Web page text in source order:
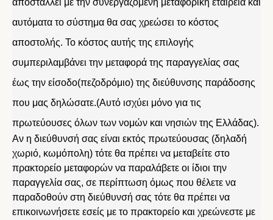
αποσταλλεί με την συνεργαζόμενη μεταφορική εταιρεία και
αυτόματα το σύστημα θα σας χρεώσει το κόστος
αποστολής. Το κόστος αυτής της επιλογής
συμπεριλαμβάνει την μεταφορά της παραγγελίας σας
έως την είσοδο(πεζοδρόμιο) της διεύθυνσης παράδοσης
που μας δηλώσατε.(Αυτό ισχύει μόνο για τις
πρωτεύουσες όλων των νομών και νησιών της Ελλάδας).
Αν η διεύθυνσή σας είναι εκτός πρωτεύουσας (δηλαδή
χωριό, κωμόπολη) τότε θα πρέπει να μεταβείτε στο
πρακτορείο μεταφορών να παραλάβετε οι ίδιοι την
παραγγελία σας, σε περίπτωση όμως που θέλετε να
παραδοθούν στη διεύθυνσή σας τότε θα πρέπει να
επικοινωνήσετε εσείς με το πρακτορείο και χρεώνεστε με